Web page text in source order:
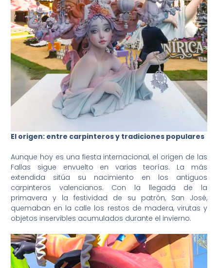
El origen: entre carpinteros y tradiciones populares
Aunque hoy es una fiesta internacional, el origen de las
Fallas sigue envuelto en varias teorías. La más
extendida sitúa su nacimiento en los antiguos
carpinteros valencianos. Con la llegada de la
primavera y la festividad de su patrón, San José,
quemaban en la calle los restos de madera, virutas y
objetos inservibles acumulados durante el invierno.